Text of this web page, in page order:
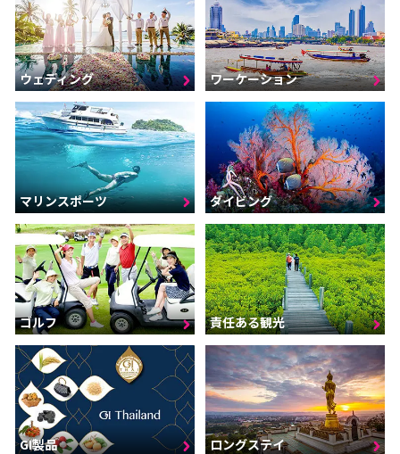
ウェディング ワーケーション
マリンスポーツ ダイビング
ゴルフ 責任ある観光
GI製品 ロングステイ